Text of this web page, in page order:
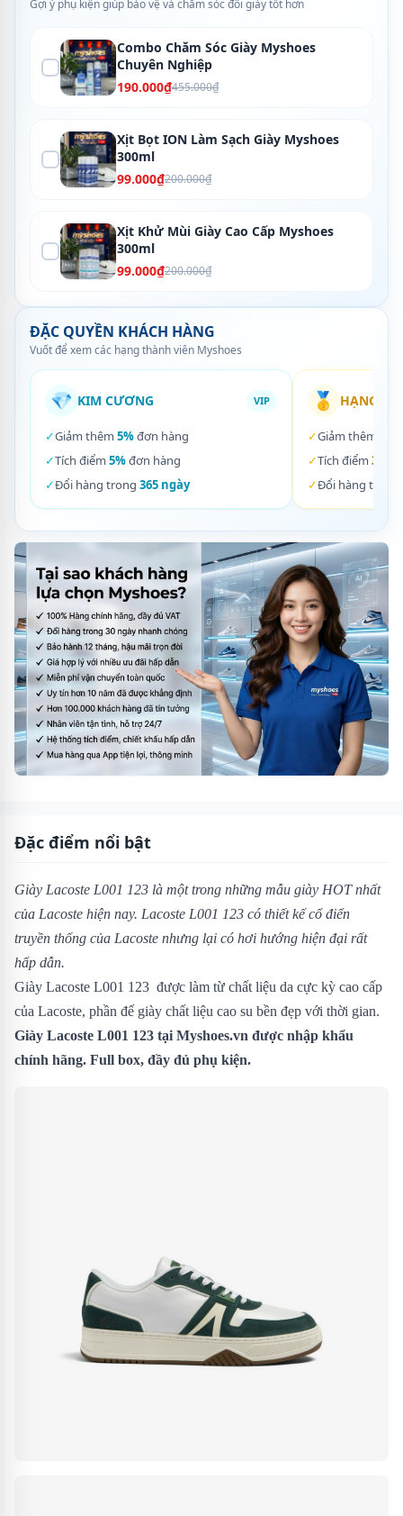
Gợi ý phụ kiện giúp bảo vệ và chăm sóc đôi giày tốt hơn
Combo Chăm Sóc Giày Myshoes
Chuyên Nghiệp
190.000₫455.000₫
Xịt Bọt ION Làm Sạch Giày Myshoes
300ml
99.000₫200.000₫
Xịt Khử Mùi Giày Cao Cấp Myshoes
300ml
99.000₫200.000₫
ĐẶC QUYỀN KHÁCH HÀNG
Vuốt để xem các hạng thành viên Myshoes
💎 KIM CƯƠNG VIP
✓Giảm thêm 5%đơn hàng
✓Tích điểm 5%đơn hàng
✓Đổi hàng trong 365 ngày
🥇 HẠNG
✓Giảm thêm
✓Tích điểm 3%
✓Đổi hàng trong
Đặc điểm nổi bật
Giày Lacoste L001 123 là một trong những mẫu giày HOT nhất
của Lacoste hiện nay. Lacoste L001 123 có thiết kế cổ điển
truyền thống của Lacoste nhưng lại có hơi hướng hiện đại rất
hấp dẫn.
Giày Lacoste L001 123 được làm từ chất liệu da cực kỳ cao cấp
của Lacoste, phần đế giày chất liệu cao su bền đẹp với thời gian.
Giày Lacoste L001 123 tại Myshoes.vn được nhập khẩu
chính hãng. Full box, đầy đủ phụ kiện.